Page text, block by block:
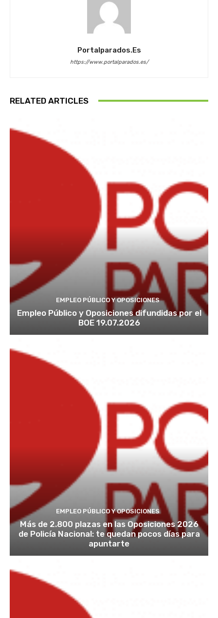
Portalparados.es
https://www.portalparados.es/
RELATED ARTICLES
EMPLEO PÚBLICO Y OPOSICIONES
Empleo Público y Oposiciones difundidas por el
BOE 19.07.2026
EMPLEO PÚBLICO Y OPOSICIONES
Más de 2.800 plazas en las Oposiciones 2026
de Policía Nacional: te quedan pocos días para
apuntarte